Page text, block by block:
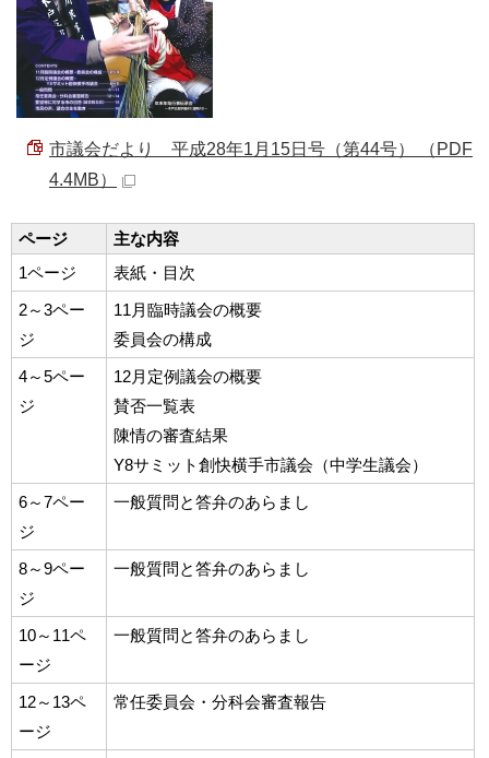
市議会だより 平成28年1月15日号（第44号） （PDF
4.4MB）
ページ
主な内容
1ページ
表紙・目次
2～3ペー
ジ
11月臨時議会の概要
委員会の構成
4～5ペー
ジ
12月定例議会の概要
賛否一覧表
陳情の審査結果
Y8サミット創快横手市議会（中学生議会）
6～7ペー
ジ
一般質問と答弁のあらまし
8～9ペー
ジ
一般質問と答弁のあらまし
10～11ペ
ージ
一般質問と答弁のあらまし
12～13ペ
ージ
常任委員会・分科会審査報告